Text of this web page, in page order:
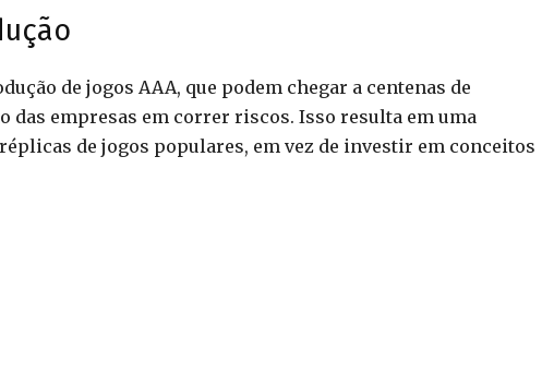
de jogos AAA, que podem chegar a centenas de
das empresas em correr riscos. Isso resulta em uma
de jogos populares, em vez de investir em conceitos